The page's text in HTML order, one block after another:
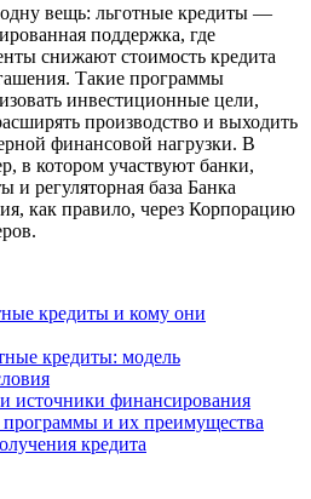
вещь: льготные кредиты —
поддержка, где
снижают стоимость кредита
Такие программы
инвестиционные цели,
производство и выходить
финансовой нагрузки. В
в котором участвуют банки,
и регуляторная база Банка
как правило, через Корпорацию
кредиты и кому они
кредиты: модель
источники финансирования
и их преимущества
кредита